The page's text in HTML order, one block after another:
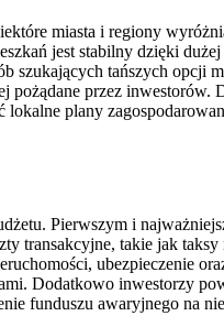
miasta i regiony
jest stabilny dzięki
szukających tańszych opcji
przez
plany
Pierwszym i
transakcyjne, takie jak
ubezpieczenie
Dodatkowo inwestorzy
funduszu awaryjnego na